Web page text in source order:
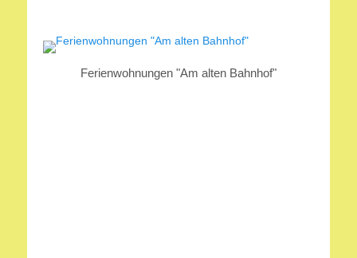
Ferienwohnungen "Am alten Bahnhof"